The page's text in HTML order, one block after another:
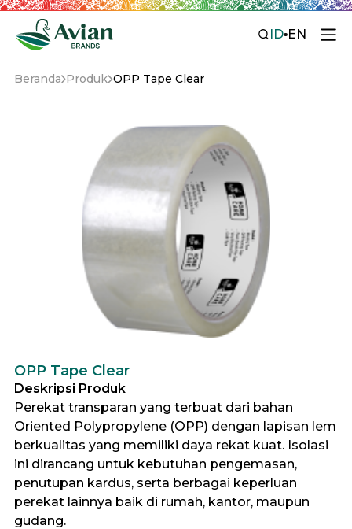
ID EN
Beranda Produk OPP Tape Clear
OPP Tape Clear
Deskripsi Produk
Perekat transparan yang terbuat dari bahan
Oriented Polypropylene (OPP) dengan lapisan lem
berkualitas yang memiliki daya rekat kuat. Isolasi
ini dirancang untuk kebutuhan pengemasan,
penutupan kardus, serta berbagai keperluan
perekat lainnya baik di rumah, kantor, maupun
gudang.